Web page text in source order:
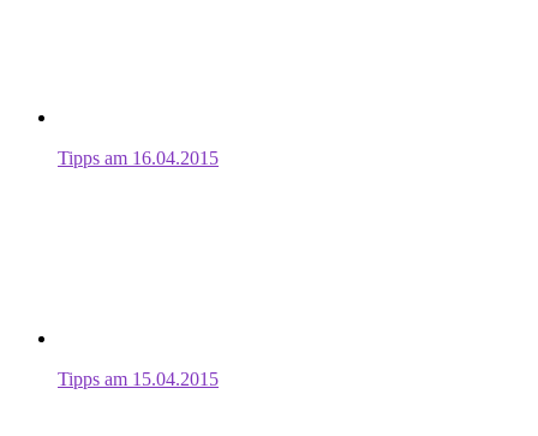
Tipps am 16.04.2015
Tipps am 15.04.2015